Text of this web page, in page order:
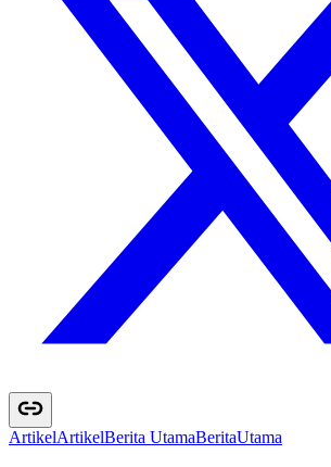
ArtikelArtikelBerita UtamaBeritaUtama